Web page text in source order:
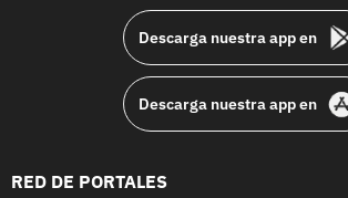
Descarga nuestra app en
Descarga nuestra app en
RED DE PORTALES